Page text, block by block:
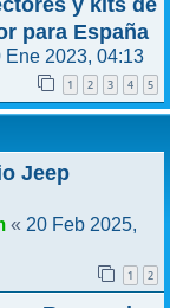
y kits de
para España
Ene 2023, 04:13
1 2 3 4 5
Jeep
« 20 Feb 2025,
1 2